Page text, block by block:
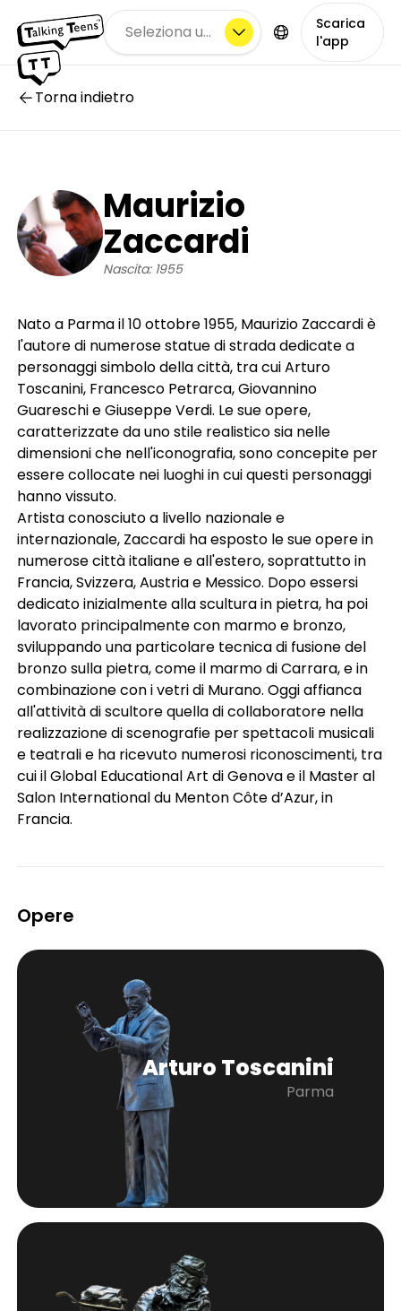
Seleziona una città
Scarica
l'app
Torna indietro
Maurizio
Zaccardi
Nascita: 1955
Nato a Parma il 10 ottobre 1955, Maurizio Zaccardi è
l'autore di numerose statue di strada dedicate a
personaggi simbolo della città, tra cui Arturo
Toscanini, Francesco Petrarca, Giovannino
Guareschi e Giuseppe Verdi. Le sue opere,
caratterizzate da uno stile realistico sia nelle
dimensioni che nell'iconografia, sono concepite per
essere collocate nei luoghi in cui questi personaggi
hanno vissuto.
Artista conosciuto a livello nazionale e
internazionale, Zaccardi ha esposto le sue opere in
numerose città italiane e all'estero, soprattutto in
Francia, Svizzera, Austria e Messico. Dopo essersi
dedicato inizialmente alla scultura in pietra, ha poi
lavorato principalmente con marmo e bronzo,
sviluppando una particolare tecnica di fusione del
bronzo sulla pietra, come il marmo di Carrara, e in
combinazione con i vetri di Murano. Oggi affianca
all'attività di scultore quella di collaboratore nella
realizzazione di scenografie per spettacoli musicali
e teatrali e ha ricevuto numerosi riconoscimenti, tra
cui il Global Educational Art di Genova e il Master al
Salon International du Menton Côte d’Azur, in
Francia.
Opere
Arturo Toscanini
Parma